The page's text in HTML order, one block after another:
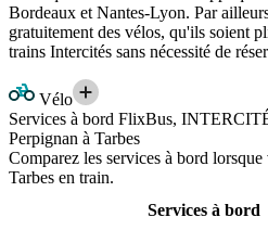
Bordeaux et Nantes-Lyon. Par
gratuitement des vélos, qu'ils soient
trains Intercités sans nécessité de
Vélo
Services à bord FlixBus,
Perpignan à Tarbes
Comparez les services à bord
Tarbes en train.
Services à bord